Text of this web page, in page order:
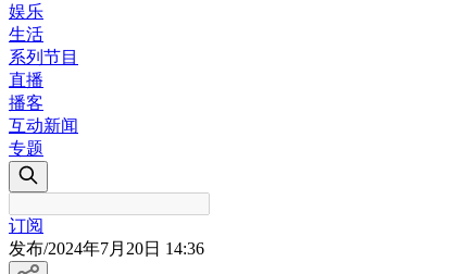
娱乐
生活
系列节目
直播
播客
互动新闻
专题
订阅
发布/2024年7月20日 14:36